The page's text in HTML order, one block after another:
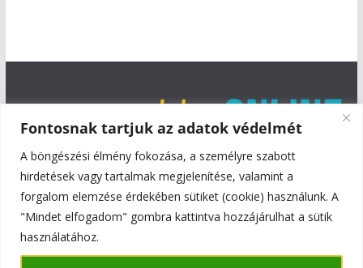
Fontosnak tartjuk az adatok védelmét
A böngészési élmény fokozása, a személyre szabott
hirdetések vagy tartalmak megjelenítése, valamint a
forgalom elemzése érdekében sütiket (cookie) használunk. A
"Mindet elfogadom" gombra kattintva hozzájárulhat a sütik
használatához.